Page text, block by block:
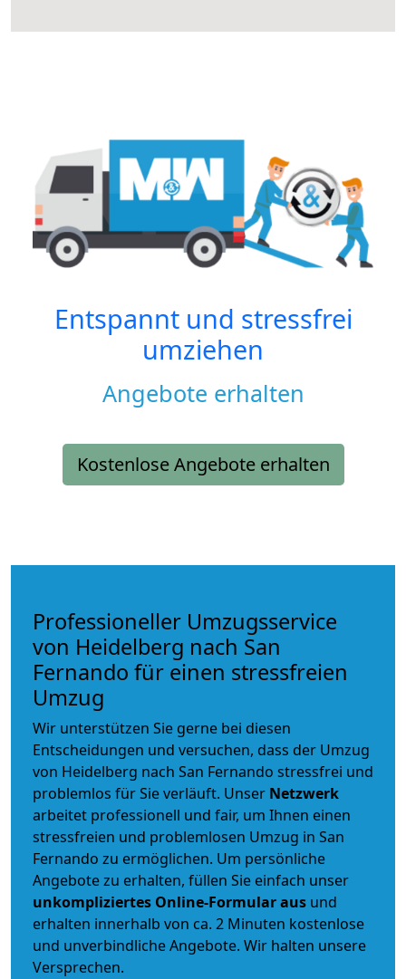
Entspannt und stressfrei
umziehen
Angebote erhalten
Kostenlose Angebote erhalten
Professioneller Umzugsservice
von Heidelberg nach San
Fernando für einen stressfreien
Umzug
Wir unterstützen Sie gerne bei diesen
Entscheidungen und versuchen, dass der Umzug
von Heidelberg nach San Fernando stressfrei und
problemlos für Sie verläuft. Unser Netzwerk
arbeitet professionell und fair, um Ihnen einen
stressfreien und problemlosen Umzug in San
Fernando zu ermöglichen. Um persönliche
Angebote zu erhalten, füllen Sie einfach unser
unkompliziertes Online-Formular aus und
erhalten innerhalb von ca. 2 Minuten kostenlose
und unverbindliche Angebote. Wir halten unsere
Versprechen.